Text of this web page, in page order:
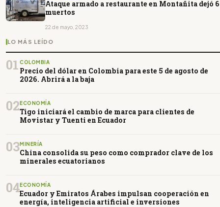
Ataque armado a restaurante en Montañita dejó 6
muertos
22 de mayo, 2023
LO MÁS LEÍDO
01 COLOMBIA
Precio del dólar en Colombia para este 5 de agosto de
2026. Abrirá a la baja
02ECONOMÍA
Tigo iniciará el cambio de marca para clientes de
Movistar y Tuenti en Ecuador
03MINERÍA
China consolida su peso como comprador clave de los
minerales ecuatorianos
04ECONOMÍA
Ecuador y Emiratos Árabes impulsan cooperación en
energía, inteligencia artificial e inversiones